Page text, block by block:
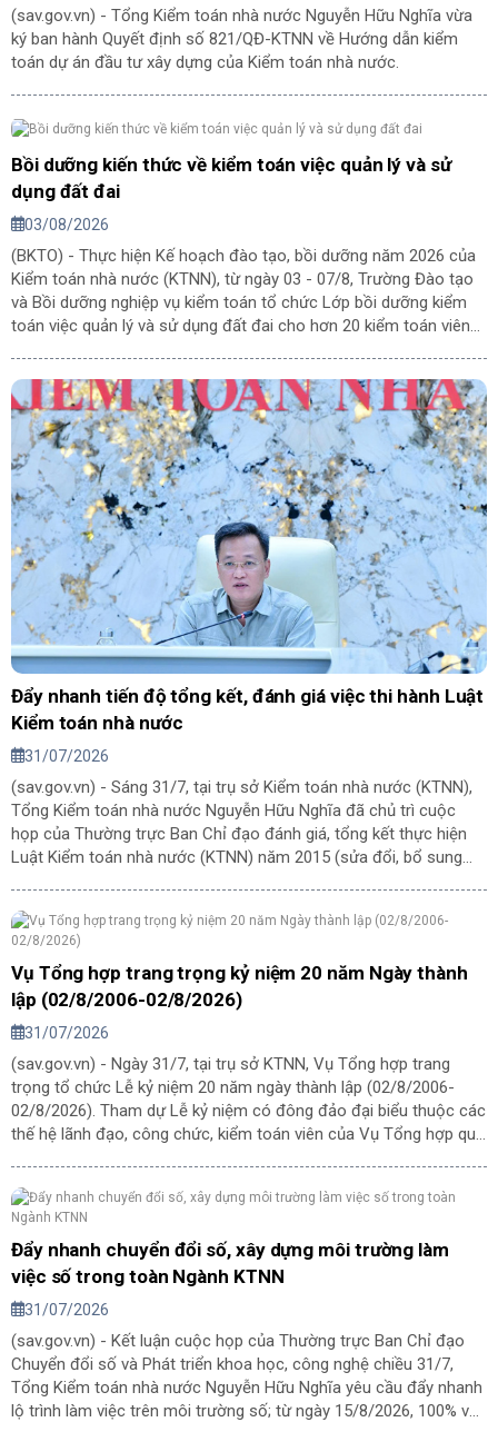
(sav.gov.vn) - Tổng Kiểm toán nhà nước Nguyễn Hữu Nghĩa vừa
ký ban hành Quyết định số 821/QĐ-KTNN về Hướng dẫn kiểm
toán dự án đầu tư xây dựng của Kiểm toán nhà nước.
Bồi dưỡng kiến thức về kiểm toán việc quản lý và sử
dụng đất đai
03/08/2026
(BKTO) - Thực hiện Kế hoạch đào tạo, bồi dưỡng năm 2026 của
Kiểm toán nhà nước (KTNN), từ ngày 03 - 07/8, Trường Đào tạo
và Bồi dưỡng nghiệp vụ kiểm toán tổ chức Lớp bồi dưỡng kiểm
toán việc quản lý và sử dụng đất đai cho hơn 20 kiểm toán viên
Đẩy nhanh tiến độ tổng kết, đánh giá việc thi hành Luật
Kiểm toán nhà nước
31/07/2026
(sav.gov.vn) - Sáng 31/7, tại trụ sở Kiểm toán nhà nước (KTNN),
Tổng Kiểm toán nhà nước Nguyễn Hữu Nghĩa đã chủ trì cuộc
họp của Thường trực Ban Chỉ đạo đánh giá, tổng kết thực hiện
Luật Kiểm toán nhà nước (KTNN) năm 2015 (sửa đổi, bổ sung
Vụ Tổng hợp trang trọng kỷ niệm 20 năm Ngày thành
lập (02/8/2006-02/8/2026)
31/07/2026
(sav.gov.vn) - Ngày 31/7, tại trụ sở KTNN, Vụ Tổng hợp trang
trọng tổ chức Lễ kỷ niệm 20 năm ngày thành lập (02/8/2006-
02/8/2026). Tham dự Lễ kỷ niệm có đông đảo đại biểu thuộc các
thế hệ lãnh đạo, công chức, kiểm toán viên của Vụ Tổng hợp qua
Đẩy nhanh chuyển đổi số, xây dựng môi trường làm
việc số trong toàn Ngành KTNN
31/07/2026
(sav.gov.vn) - Kết luận cuộc họp của Thường trực Ban Chỉ đạo
Chuyển đổi số và Phát triển khoa học, công nghệ chiều 31/7,
Tổng Kiểm toán nhà nước Nguyễn Hữu Nghĩa yêu cầu đẩy nhanh
lộ trình làm việc trên môi trường số; từ ngày 15/8/2026, 100% văn